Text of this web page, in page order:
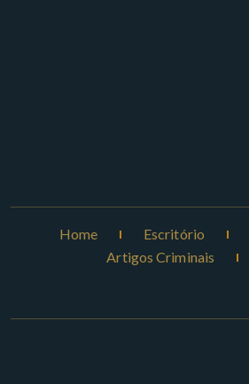
Home Escritório
Artigos Criminais